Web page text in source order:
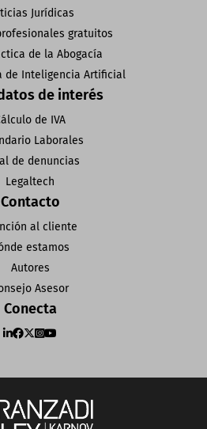
Jurídicas
gratuitos
de la Abogacía
de Inteligencia Artificial
de interés
de IVA
Laborales
de denuncias
Legaltech
Contacto
al cliente
estamos
Autores
Asesor
Conecta